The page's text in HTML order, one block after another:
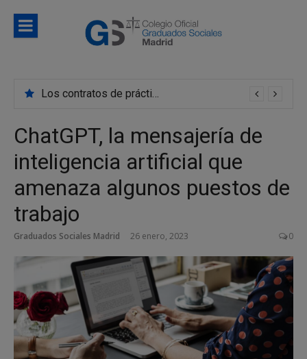
contenido
Colegio
Sociales
Madrid
Los contratos de prácticas se convierten en indefinidos con mayor frecuencia de lo que creemos
ChatGPT, la mensajería de
inteligencia artificial que
amenaza algunos puestos de
trabajo
Graduados Sociales Madrid 26 enero, 2023 0